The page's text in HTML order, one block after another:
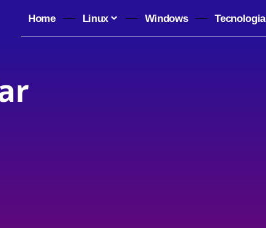
Home Linux Windows Tecnologia